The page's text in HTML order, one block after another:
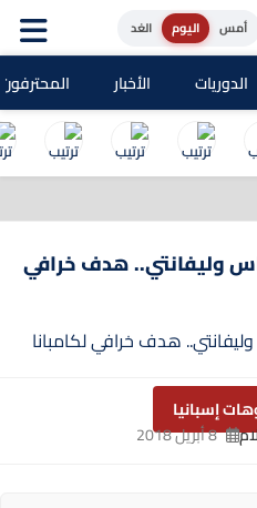
اليوم الغد
الأخبار المحترفون
وليفانتي.. هدف خرافي
إسبانيا
8 أبريل 2018